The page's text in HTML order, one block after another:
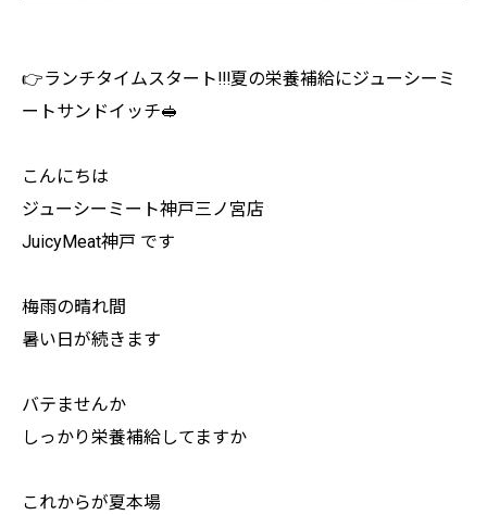
👉ランチタイムスタート!!!夏の栄養補給にジューシーミ
ートサンドイッチ🥪
こんにちは
ジューシーミート神戸三ノ宮店
JuicyMeat神戸 です
梅雨の晴れ間
暑い日が続きます
バテませんか
しっかり栄養補給してますか
これからが夏本場